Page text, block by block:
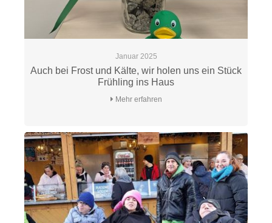
Januar 2025
Auch bei Frost und Kälte, wir holen uns ein Stück
Frühling ins Haus
Mehr erfahren